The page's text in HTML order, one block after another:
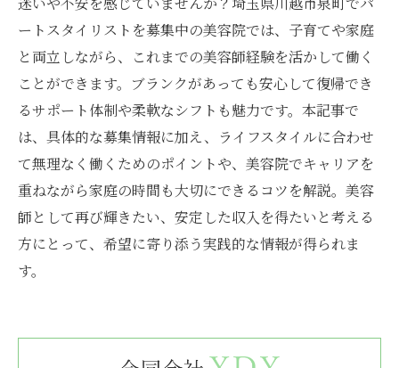
ートスタイリストを募集中の美容院では、子育てや家庭
と両立しながら、これまでの美容師経験を活かして働く
ことができます。ブランクがあっても安心して復帰でき
るサポート体制や柔軟なシフトも魅力です。本記事で
は、具体的な募集情報に加え、ライフスタイルに合わせ
て無理なく働くためのポイントや、美容院でキャリアを
重ねながら家庭の時間も大切にできるコツを解説。美容
師として再び輝きたい、安定した収入を得たいと考える
方にとって、希望に寄り添う実践的な情報が得られま
す。